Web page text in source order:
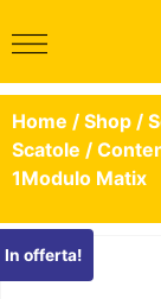
Home / Shop /
Scatole /
1Modulo Matix
In offerta!